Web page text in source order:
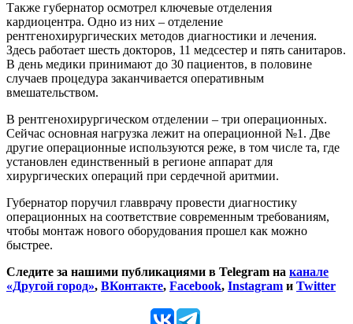
Также губернатор осмотрел ключевые отделения
кардиоцентра. Одно из них – отделение
рентгенохирургических методов диагностики и лечения.
Здесь работает шесть докторов, 11 медсестер и пять санитаров.
В день медики принимают до 30 пациентов, в половине
случаев процедура заканчивается оперативным
вмешательством.
В рентгенохирургическом отделении – три операционных.
Сейчас основная нагрузка лежит на операционной №1. Две
другие операционные используются реже, в том числе та, где
установлен единственный в регионе аппарат для
хирургических операций при сердечной аритмии.
Губернатор поручил главврачу провести диагностику
операционных на соответствие современным требованиям,
чтобы монтаж нового оборудования прошел как можно
быстрее.
Следите за нашими публикациями в Telegram на канале
«Другой город», ВКонтакте, Facebook, Instagram и Twitter